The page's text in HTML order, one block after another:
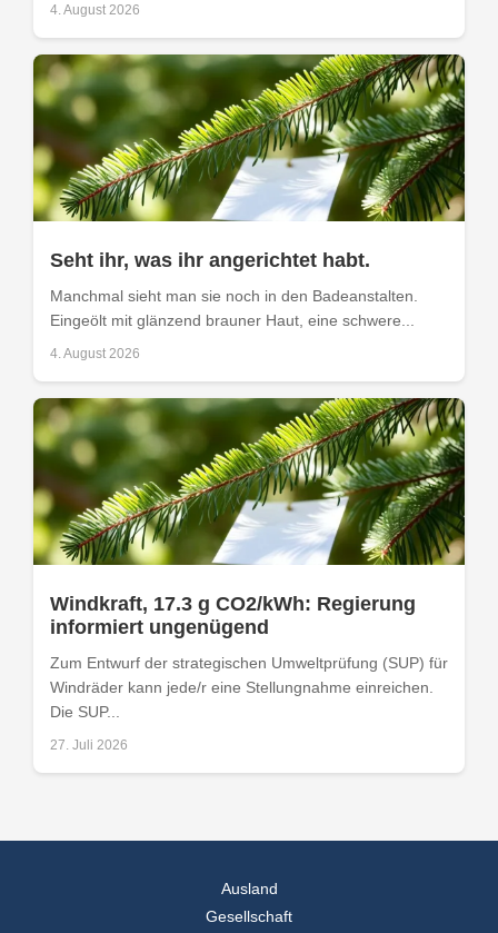
4. August 2026
Seht ihr, was ihr angerichtet habt.
Manchmal sieht man sie noch in den Badeanstalten.
Eingeölt mit glänzend brauner Haut, eine schwere...
4. August 2026
Windkraft, 17.3 g CO2/kWh: Regierung
informiert ungenügend
Zum Entwurf der strategischen Umweltprüfung (SUP) für
Windräder kann jede/r eine Stellungnahme einreichen.
Die SUP...
27. Juli 2026
Ausland
Gesellschaft